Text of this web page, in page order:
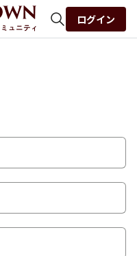
ログイン